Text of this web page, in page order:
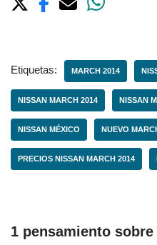
Etiquetas: MARCH 2014
NISSAN MARCH 2014 NISSAN
NISSAN MÉXICO NUEVO
PRECIOS NISSAN MARCH 2014
1 pensamiento